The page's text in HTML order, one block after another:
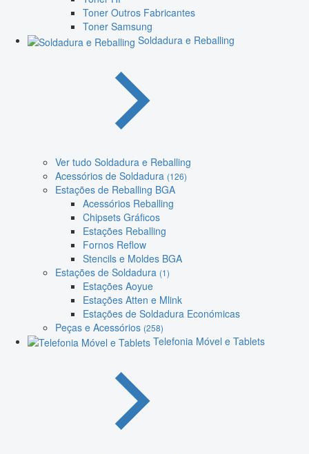
Toner Outros Fabricantes
Toner Samsung
Soldadura e Reballing
Ver tudo Soldadura e Reballing
Acessórios de Soldadura (126)
Estações de Reballing BGA
Acessórios Reballing
Chipsets Gráficos
Estações Reballing
Fornos Reflow
Stencils e Moldes BGA
Estações de Soldadura (1)
Estações Aoyue
Estações Atten e Mlink
Estações de Soldadura Económicas
Peças e Acessórios (258)
Telefonia Móvel e Tablets